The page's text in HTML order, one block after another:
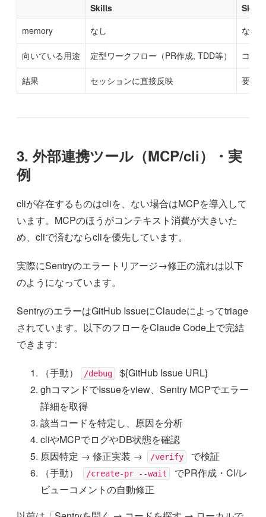
Skills
Skills
memory
なし なし
向いている用途 定型ワークフロー（PR作成, TDD等） コン
結果 セッションに直接反映 要約
3. 外部連携ツール（MCP/cli）・実
例
cliが存在するものはcliを、ない場合はMCPを導入して
います。MCPのほうがコンテキスト消費が大きいた
め、cliで済むならcliを優先しています。
実際にSentryのエラートリアージ→修正の流れは以下
のようになっています。
SentryのエラーはGitHub IssueにClaudeによってtriage
されています。以下のフローをClaude Code上で完結
できます:
（手動） /debug
${GitHub Issue URL}
ghコマンドでIssueをview、Sentry MCPでエラー
詳細を取得
該当コードを特定し、原因を分析
cliやMCPでログやDB状態を確認
原因特定 → 修正実装 →
/verify
で検証
（手動）
/create-pr --wait
でPR作成・CI/レ
ビューコメントの自動修正